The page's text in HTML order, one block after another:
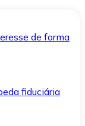
de forma
fiduciária